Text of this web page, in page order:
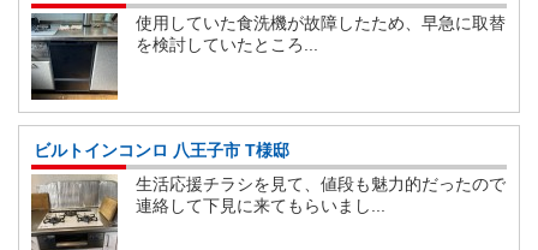
使用していた食洗機が故障したため、早急に取替
を検討していたところ...
ビルトインコンロ 八王子市 T様邸
生活応援チラシを見て、値段も魅力的だったので
連絡して下見に来てもらいまし...